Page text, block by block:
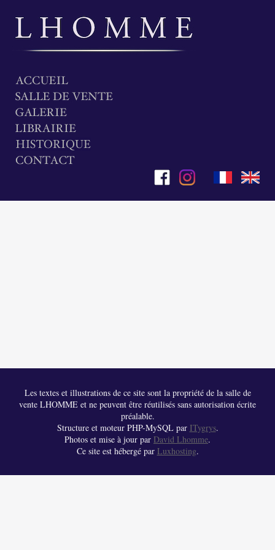
Les textes et illustrations de ce site sont la propriété de la salle de
vente LHOMME et ne peuvent être réutilisés sans autorisation écrite
préalable.
Structure et moteur PHP-MySQL par ITygrys.
Photos et mise à jour par David Lhomme.
Ce site est hébergé par Luxhosting.